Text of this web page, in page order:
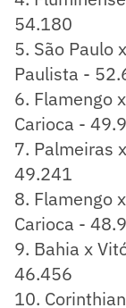
54.180
5. São Paulo
Paulista -
6. Flamengo
Carioca -
7. Palmeiras
49.241
8. Flamengo
Carioca -
9. Bahia x
46.456
10.